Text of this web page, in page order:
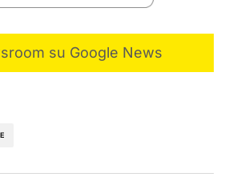
su Google News